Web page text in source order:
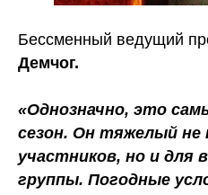
Бессменный ведущий
Демчог.
«Однозначно, это
сезон. Он тяжелый не
участников, но и для
группы. Погодные